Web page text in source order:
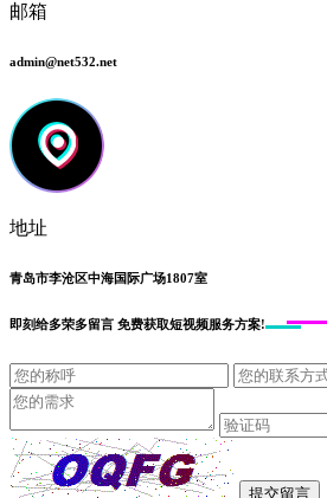
邮箱
admin@net532.net
地址
青岛市李沧区中海国际广场1807室
即刻给多荣多留言 免费获取短视频服务方案!